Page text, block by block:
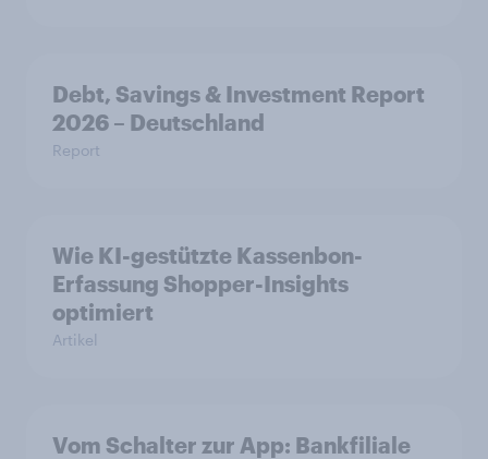
Debt, Savings & Investment Report
2026 – Deutschland
Report
Wie KI-gestützte Kassenbon-
Erfassung Shopper-Insights
optimiert
Artikel
Vom Schalter zur App: Bankfiliale